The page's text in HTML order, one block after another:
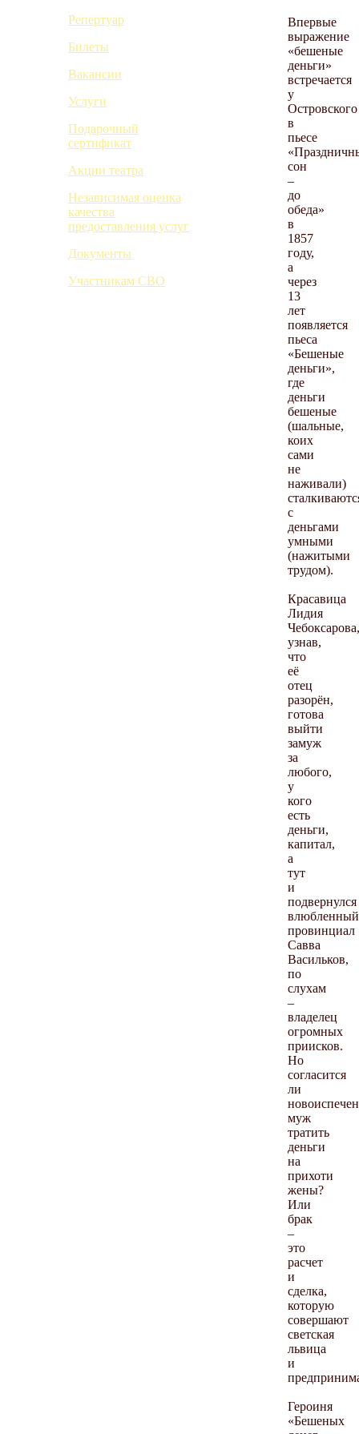
Репертуар
Билеты
Вакансии
Услуги
Подарочный
сертификат
Акции театра
Независимая оценка
качества
предоставления услуг
Документы
Участникам СВО
Впервые
выражение
«бешеные
деньги»
встречается
у
Островского
в
пьесе
сон
–
до
обеда»
в
1857
году,
а
через
13
лет
появляется
пьеса
«Бешеные
деньги»,
где
деньги
бешеные
(шальные,
коих
сами
не
наживали)
с
деньгами
умными
(нажитыми
трудом).
Красавица
Лидия
Чебоксарова,
узнав,
что
её
отец
разорён,
готова
выйти
замуж
за
любого,
у
кого
есть
деньги,
капитал,
а
тут
и
подвернулся
влюбленный
провинциал
Савва
Васильков,
по
слухам
–
владелец
огромных
приисков.
Но
согласится
ли
муж
тратить
деньги
на
прихоти
жены?
Или
брак
–
это
расчет
и
сделка,
которую
совершают
светская
львица
и
Героиня
«Бешеных